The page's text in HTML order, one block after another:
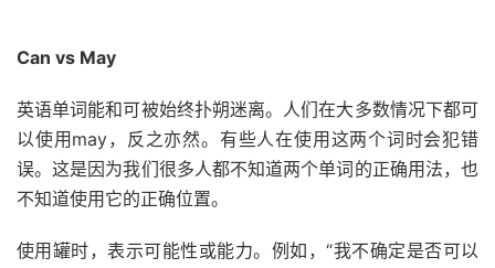
Can vs May
英语单词能和可被始终扑朔迷离。人们在大多数情况下都可
以使用may，反之亦然。有些人在使用这两个词时会犯错
误。这是因为我们很多人都不知道两个单词的正确用法，也
不知道使用它的正确位置。
使用罐时，表示可能性或能力。例如，“我不确定是否可以